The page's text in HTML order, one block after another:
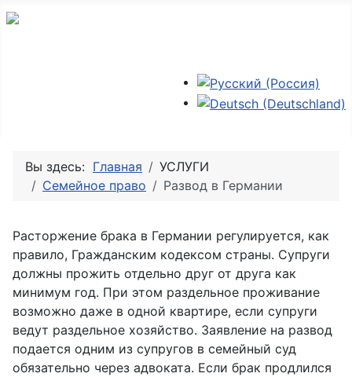
Выберите язык
Вы здесь: Главная
УСЛУГИ
Семейное право
Развод в Германии
Расторжение брака в Германии регулируется, как
правило, Гражданским кодексом страны. Супруги
должны прожить отдельно друг от друга как
минимум год. При этом раздельное проживание
возможно даже в одной квартире, если супруги
ведут раздельное хозяйство. Заявление на развод
подается одним из супругов в семейный суд
обязательно через адвоката. Если брак продлился